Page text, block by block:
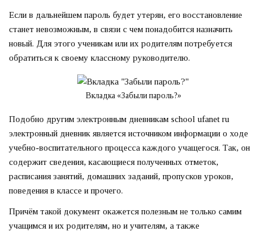
Если в дальнейшем пароль будет утерян, его восстановление
станет невозможным, в связи с чем понадобится назначить
новый. Для этого ученикам или их родителям потребуется
обратиться к своему классному руководителю.
Вкладка «Забыли пароль?»
Подобно другим электронным дневникам school ufanet ru
электронный дневник является источником информации о ходе
учебно-воспитательного процесса каждого учащегося. Так, он
содержит сведения, касающиеся полученных отметок,
расписания занятий, домашних заданий, пропусков уроков,
поведения в классе и прочего.
Причём такой документ окажется полезным не только самим
учащимся и их родителям, но и учителям, а также